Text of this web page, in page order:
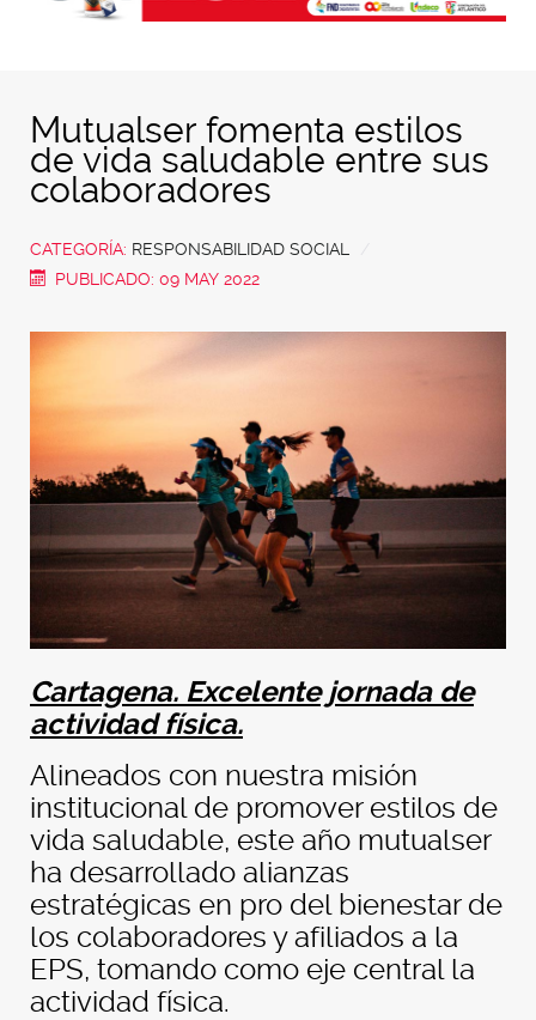
Mutualser fomenta estilos
de vida saludable entre sus
colaboradores
CATEGORÍA: RESPONSABILIDAD SOCIAL
PUBLICADO: 09 MAY 2022
Cartagena. Excelente jornada de
actividad física.
Alineados con nuestra misión
institucional de promover estilos de
vida saludable, este año mutualser
ha desarrollado alianzas
estratégicas en pro del bienestar de
los colaboradores y afiliados a la
EPS, tomando como eje central la
actividad física.